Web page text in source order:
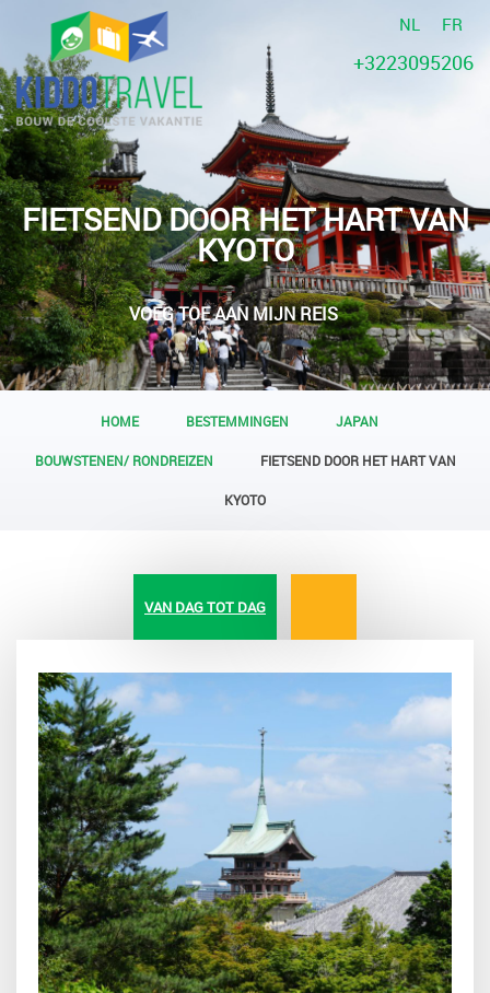
NL FR
+3223095206
FIETSEND DOOR HET HART VAN
KYOTO
VOEG TOE AAN MIJN REIS
HOME BESTEMMINGEN JAPAN
BOUWSTENEN/ RONDREIZEN FIETSEND DOOR HET HART VAN
KYOTO
VAN DAG TOT DAG